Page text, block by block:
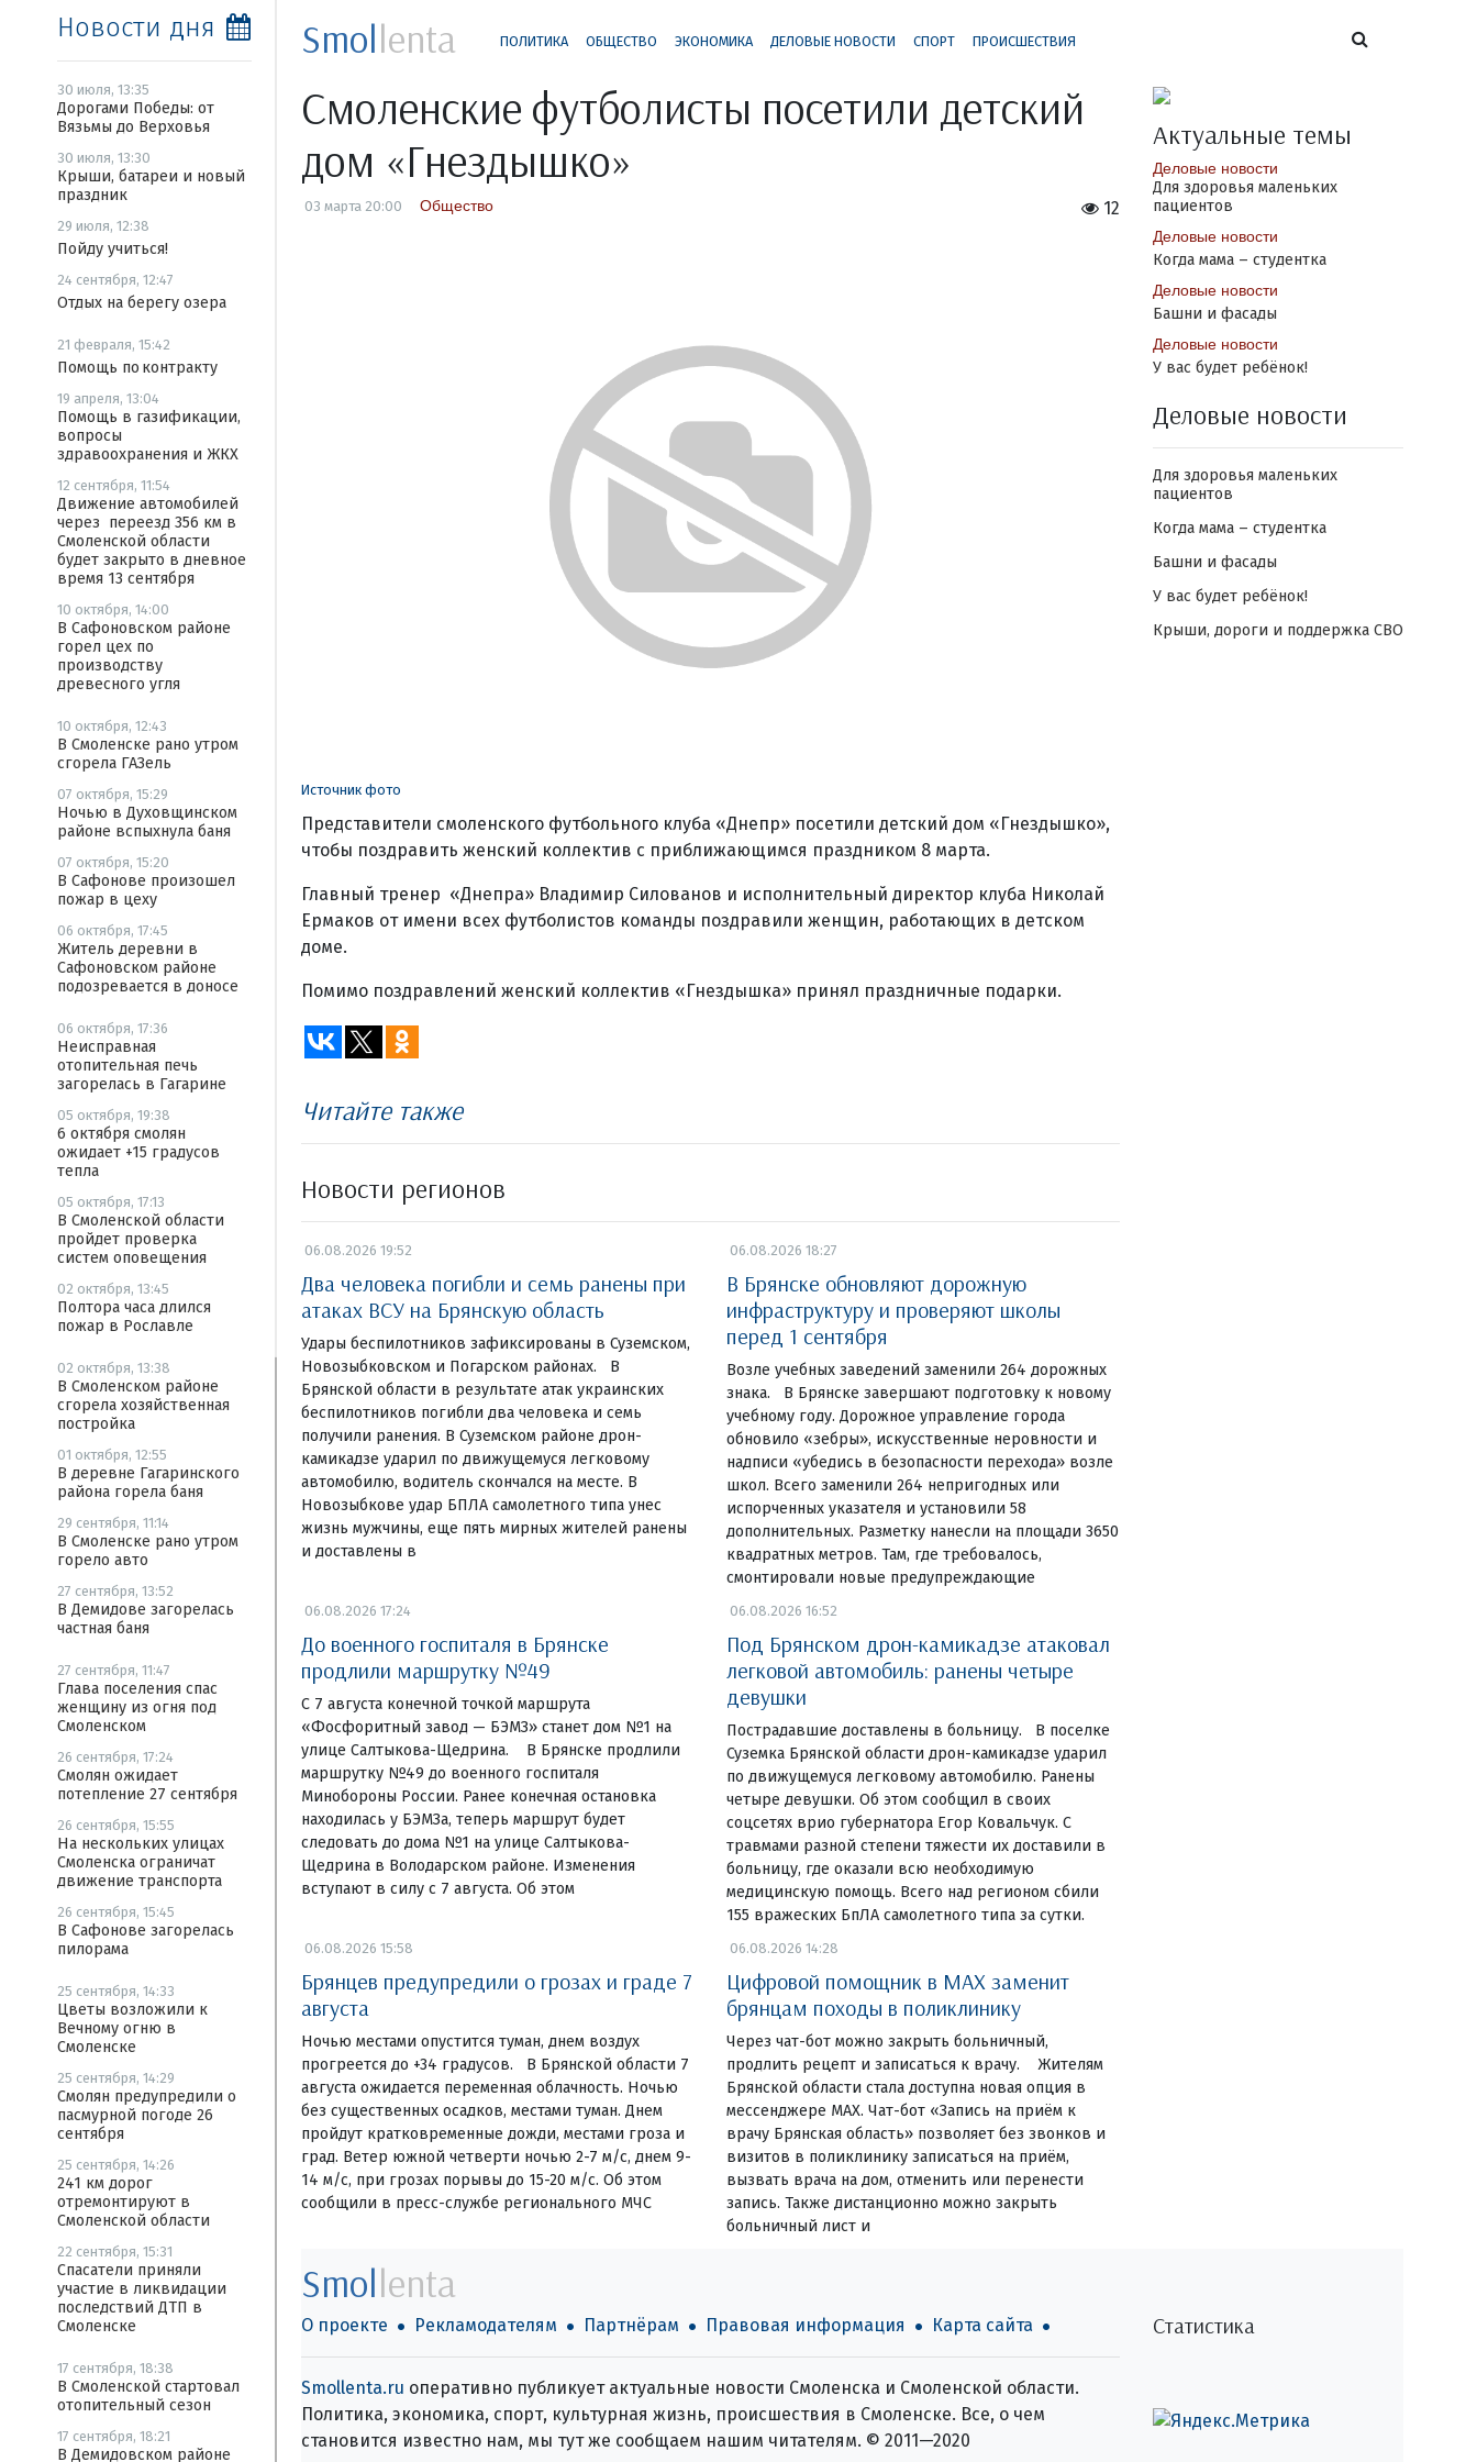
Новости дня
30 июля, 13:35
Дорогами Победы: от
Вязьмы до Верховья
30 июля, 13:30
Крыши, батареи и новый
праздник
29 июля, 12:38
Пойду учиться!
24 сентября, 12:47
Отдых на берегу озера
21 февраля, 15:42
Помощь по контракту
19 апреля, 13:04
Помощь в газификации,
вопросы
здравоохранения и ЖКХ
12 сентября, 11:54
Движение автомобилей
через переезд 356 км в
Смоленской области
будет закрыто в дневное
время 13 сентября
10 октября, 14:00
В Сафоновском районе
горел цех по
производству
древесного угля
10 октября, 12:43
В Смоленске рано утром
сгорела ГАЗель
07 октября, 15:29
Ночью в Духовщинском
районе вспыхнула баня
07 октября, 15:20
В Сафонове произошел
пожар в цеху
06 октября, 17:45
Житель деревни в
Сафоновском районе
подозревается в доносе
06 октября, 17:36
Неисправная
отопительная печь
загорелась в Гагарине
05 октября, 19:38
6 октября смолян
ожидает +15 градусов
тепла
05 октября, 17:13
В Смоленской области
пройдет проверка
систем оповещения
02 октября, 13:45
Полтора часа длился
пожар в Рославле
02 октября, 13:38
В Смоленском районе
сгорела хозяйственная
постройка
01 октября, 12:55
В деревне Гагаринского
района горела баня
29 сентября, 11:14
В Смоленске рано утром
горело авто
27 сентября, 13:52
В Демидове загорелась
частная баня
27 сентября, 11:47
Глава поселения спас
женщину из огня под
Смоленском
26 сентября, 17:24
Смолян ожидает
потепление 27 сентября
26 сентября, 15:55
На нескольких улицах
Смоленска ограничат
движение транспорта
26 сентября, 15:45
В Сафонове загорелась
пилорама
25 сентября, 14:33
Цветы возложили к
Вечному огню в
Смоленске
25 сентября, 14:29
Смолян предупредили о
пасмурной погоде 26
сентября
25 сентября, 14:26
241 км дорог
отремонтируют в
Смоленской области
22 сентября, 15:31
Спасатели приняли
участие в ликвидации
последствий ДТП в
Смоленске
17 сентября, 18:38
В Смоленской стартовал
отопительный сезон
17 сентября, 18:21
В Демидовском районе
Smollenta ПОЛИТИКА ОБЩЕСТВО ЭКОНОМИКА ДЕЛОВЫЕ НОВОСТИ СПОРТ ПРОИСШЕСТВИЯ
Смоленские футболисты посетили детский
дом «Гнездышко»
12
03 марта 20:00 Общество
Источник фото
Представители смоленского футбольного клуба «Днепр» посетили детский дом «Гнездышко»,
чтобы поздравить женский коллектив с приближающимся праздником 8 марта.
Главный тренер «Днепра» Владимир Силованов и исполнительный директор клуба Николай
Ермаков от имени всех футболистов команды поздравили женщин, работающих в детском
доме.
Помимо поздравлений женский коллектив «Гнездышка» принял праздничные подарки.
Читайте также
Новости регионов
06.08.2026 19:52
Два человека погибли и семь ранены при
атаках ВСУ на Брянскую область
Удары беспилотников зафиксированы в Суземском,
Новозыбковском и Погарском районах. В
Брянской области в результате атак украинских
беспилотников погибли два человека и семь
получили ранения. В Суземском районе дрон-
камикадзе ударил по движущемуся легковому
автомобилю, водитель скончался на месте. В
Новозыбкове удар БПЛА самолетного типа унес
жизнь мужчины, еще пять мирных жителей ранены
и доставлены в
06.08.2026 18:27
В Брянске обновляют дорожную
инфраструктуру и проверяют школы
перед 1 сентября
Возле учебных заведений заменили 264 дорожных
знака. В Брянске завершают подготовку к новому
учебному году. Дорожное управление города
обновило «зебры», искусственные неровности и
надписи «убедись в безопасности перехода» возле
школ. Всего заменили 264 непригодных или
испорченных указателя и установили 58
дополнительных. Разметку нанесли на площади 3650
квадратных метров. Там, где требовалось,
смонтировали новые предупреждающие
06.08.2026 17:24
До военного госпиталя в Брянске
продлили маршрутку №49
С 7 августа конечной точкой маршрута
«Фосфоритный завод — БЭМЗ» станет дом №1 на
улице Салтыкова-Щедрина. В Брянске продлили
маршрутку №49 до военного госпиталя
Минобороны России. Ранее конечная остановка
находилась у БЭМЗа, теперь маршрут будет
следовать до дома №1 на улице Салтыкова-
Щедрина в Володарском районе. Изменения
вступают в силу с 7 августа. Об этом
06.08.2026 16:52
Под Брянском дрон-камикадзе атаковал
легковой автомобиль: ранены четыре
девушки
Пострадавшие доставлены в больницу. В поселке
Суземка Брянской области дрон-камикадзе ударил
по движущемуся легковому автомобилю. Ранены
четыре девушки. Об этом сообщил в своих
соцсетях врио губернатора Егор Ковальчук. С
травмами разной степени тяжести их доставили в
больницу, где оказали всю необходимую
медицинскую помощь. Всего над регионом сбили
155 вражеских БпЛА самолетного типа за сутки.
06.08.2026 15:58
Брянцев предупредили о грозах и граде 7
августа
Ночью местами опустится туман, днем воздух
прогреется до +34 градусов. В Брянской области 7
августа ожидается переменная облачность. Ночью
без существенных осадков, местами туман. Днем
пройдут кратковременные дожди, местами гроза и
град. Ветер южной четверти ночью 2-7 м/с, днем 9-
14 м/с, при грозах порывы до 15-20 м/с. Об этом
сообщили в пресс-службе регионального МЧС
06.08.2026 14:28
Цифровой помощник в MAX заменит
брянцам походы в поликлинику
Через чат-бот можно закрыть больничный,
продлить рецепт и записаться к врачу. Жителям
Брянской области стала доступна новая опция в
мессенджере MAX. Чат-бот «Запись на приём к
врачу Брянская область» позволяет без звонков и
визитов в поликлинику записаться на приём,
вызвать врача на дом, отменить или перенести
запись. Также дистанционно можно закрыть
больничный лист и
Актуальные темы
Деловые новости
Для здоровья маленьких
пациентов
Деловые новости
Когда мама – студентка
Деловые новости
Башни и фасады
Деловые новости
У вас будет ребёнок!
Деловые новости
Для здоровья маленьких
пациентов
Когда мама – студентка
Башни и фасады
У вас будет ребёнок!
Крыши, дороги и поддержка СВО
Smollenta
О проекте Рекламодателям Партнёрам Правовая информация Карта сайта
Smollenta.ru оперативно публикует актуальные новости Смоленска и Смоленской области.
Политика, экономика, спорт, культурная жизнь, происшествия в Смоленске. Все, о чем
становится известно нам, мы тут же сообщаем нашим читателям. © 2011—2020
Статистика